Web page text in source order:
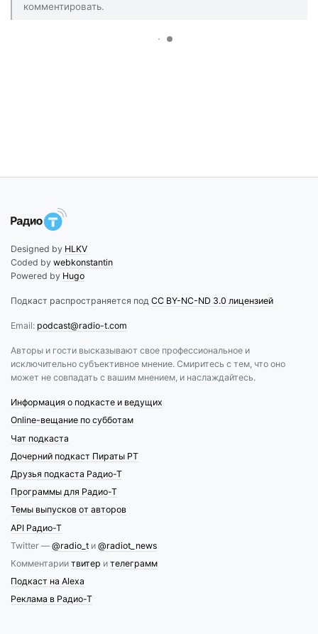
комментировать.
Designed by HLKV
Coded by webkonstantin
Powered by Hugo
Подкаст распространяется под CC BY-NC-ND 3.0 лицензией
Email: podcast@radio-t.com
Авторы и гости высказывают свое профессиональное и
исключительно субъективное мнение. Смиритесь с тем, что оно
может не совпадать с вашим мнением, и наслаждайтесь.
Информация о подкасте и ведущих
Online-вещание по субботам
Чат подкаста
Дочерний подкаст Пираты РТ
Друзья подкаста Радио-Т
Программы для Радио-Т
Темы выпусков от авторов
API Радио-Т
Twitter —@radio_t и @radiot_news
Комментарии твитер и телеграмм
Подкаст на Alexa
Реклама в Радио-Т